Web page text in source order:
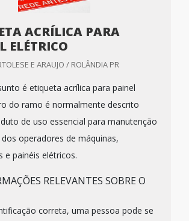
ACRÍLICA PARA
ELÉTRICO
E ARAUJO / ROLÂNDIA PR
é etiqueta acrílica para painel
do ramo é normalmente descrito
de uso essencial para manutenção
operadores de máquinas,
e painéis elétricos.
RELEVANTES SOBRE O
correta, uma pessoa pode se